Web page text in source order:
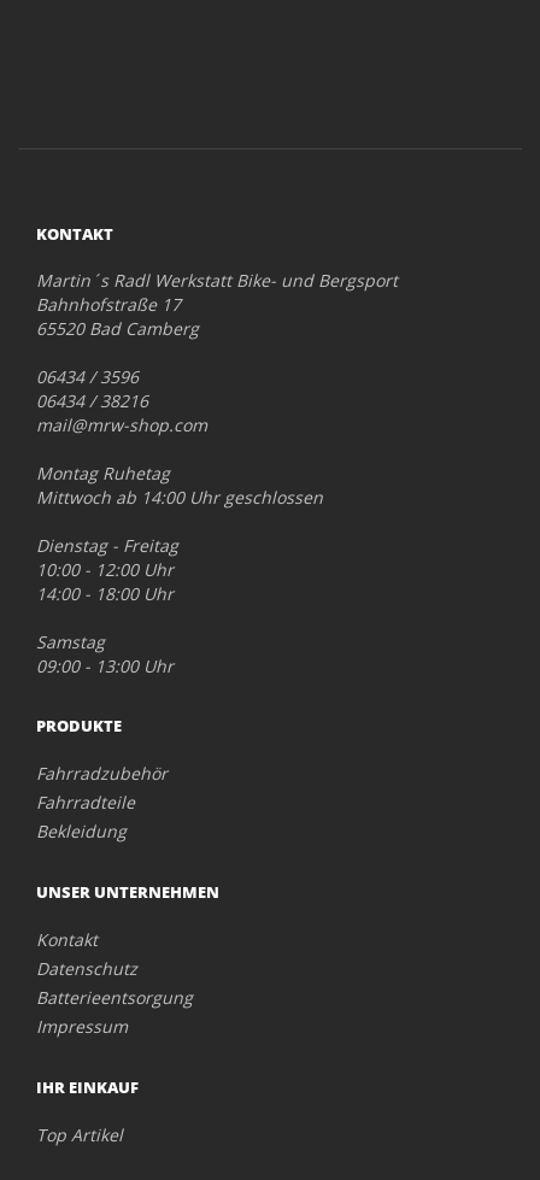
KONTAKT
Martin´s Radl Werkstatt Bike- und Bergsport
Bahnhofstraße 17
65520 Bad Camberg
06434 / 3596
06434 / 38216
mail@mrw-shop.com
Montag Ruhetag
Mittwoch ab 14:00 Uhr geschlossen
Dienstag - Freitag
10:00 - 12:00 Uhr
14:00 - 18:00 Uhr
Samstag
09:00 - 13:00 Uhr
PRODUKTE
Fahrradzubehör
Fahrradteile
Bekleidung
UNSER UNTERNEHMEN
Kontakt
Datenschutz
Batterieentsorgung
Impressum
IHR EINKAUF
Top Artikel